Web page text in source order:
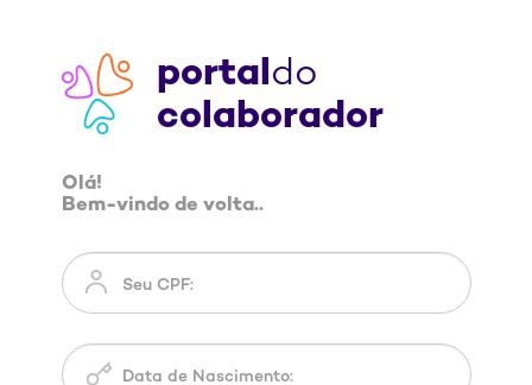
portaldo
colaborador
Olá!
Bem-vindo de volta..